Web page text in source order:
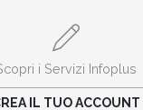
i Servizi Infoplus
IL TUO ACCOUNT